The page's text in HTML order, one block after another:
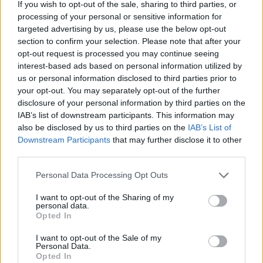
If you wish to opt-out of the sale, sharing to third parties, or
processing of your personal or sensitive information for
targeted advertising by us, please use the below opt-out
section to confirm your selection. Please note that after your
opt-out request is processed you may continue seeing
interest-based ads based on personal information utilized by
us or personal information disclosed to third parties prior to
your opt-out. You may separately opt-out of the further
disclosure of your personal information by third parties on the
IAB’s list of downstream participants. This information may
also be disclosed by us to third parties on the IAB’s List of
Downstream Participants that may further disclose it to other
Please note that this website/app uses one or more Google
not limited to your visit or usage behaviour. You may click to
grant or deny consent to Google and its third-party tags to
use your data for below specified purposes in below Google
consent section.
Personal Data Processing Opt Outs
I want to opt-out of the Sharing of my
personal data.
Opted In
I want to opt-out of the Sale of my
Personal Data.
Opted In
Szolnok
2026.08.06. Horváth Zsolt
A polgármester a szolnoki cégekhez fordult: több
száz elbocsátott dolgozón segítene
Munkalehetőséget kér a térség vállalkozásaitól Szolnok
polgármestere. A tószegi kerékpárgyár bezárása után